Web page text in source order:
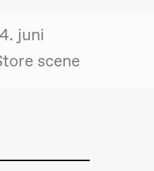
juni
scene